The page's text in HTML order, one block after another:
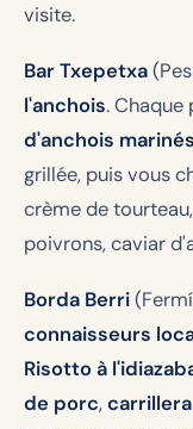
visite.
Bar Txepetxa
l'anchois.
d'anchois marinés
grillée, puis vous
crème de
poivrons, caviar
Borda Berri
connaisseurs
Risotto à
de porc,